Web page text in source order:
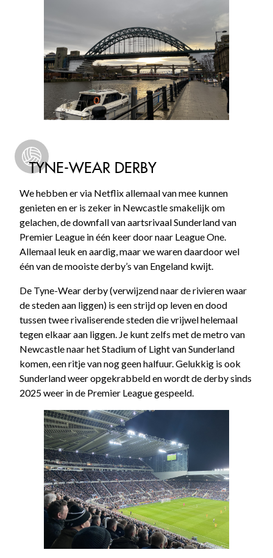
TYNE-WEAR DERBY
We hebben er via Netflix allemaal van mee kunnen
genieten en er is zeker in Newcastle smakelijk om
gelachen, de downfall van aartsrivaal Sunderland van
Premier League in één keer door naar League One.
Allemaal leuk en aardig, maar we waren daardoor wel
één van de mooiste derby’s van Engeland kwijt.
De Tyne-Wear derby (verwijzend naar de rivieren waar
de steden aan liggen) is een strijd op leven en dood
tussen twee rivaliserende steden die vrijwel helemaal
tegen elkaar aan liggen. Je kunt zelfs met de metro van
Newcastle naar het Stadium of Light van Sunderland
komen, een ritje van nog geen halfuur. Gelukkig is ook
Sunderland weer opgekrabbeld en wordt de derby sinds
2025 weer in de Premier League gespeeld.